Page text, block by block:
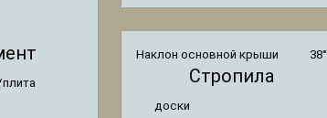
Наклон основной крыши 38°
Стропила
доски